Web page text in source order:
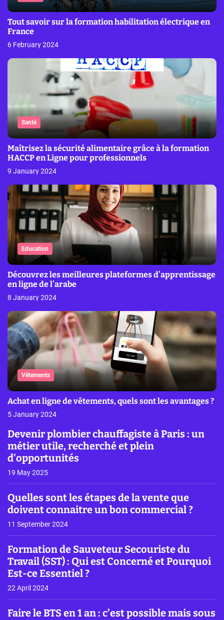
Tout savoir sur la formation habilitation électrique en
France
6 February 2024
Santé
Maîtrisez la sécurité alimentaire grâce à la formation
HACCP en Ligne pour professionnels
9 January 2024
Education
Découvrez les meilleures plateformes d’apprentissage
en ligne de l’arabe
8 January 2024
Vêtements
Achat en ligne de vêtements, quels sont les avantages ?
5 January 2024
Devenir plombier chauffagiste à Paris : un
métier utile, recherché et plein
d’opportunités
19 May 2025
Quelles sont les étapes de la vente que
doivent connaitre un bon commercial ?
11 September 2024
Formation de Sauveteur Secouriste du
Travail (SST) : Qui est Concerné et Pourquoi
Est-ce Essentiel ?
22 April 2024
Faire le BTS en 1 an : c’est possible mais sous